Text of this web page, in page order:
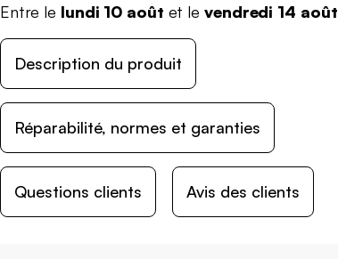
Entre le lundi 10 août et le vendredi 14 août
Description du produit
Réparabilité, normes et garanties
Questions clients Avis des clients